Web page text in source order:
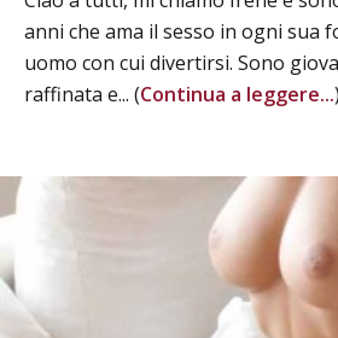
anni che ama il sesso in ogni sua
uomo con cui divertirsi. Sono
raffinata e... (Continua a leggere...)